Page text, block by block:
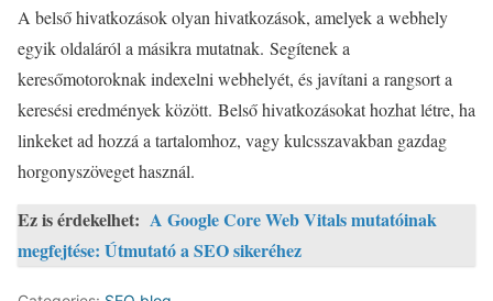
A belső hivatkozások olyan hivatkozások, amelyek a webhely
egyik oldaláról a másikra mutatnak. Segítenek a
keresőmotoroknak indexelni webhelyét, és javítani a rangsort a
keresési eredmények között. Belső hivatkozásokat hozhat létre, ha
linkeket ad hozzá a tartalomhoz, vagy kulcsszavakban gazdag
horgonyszöveget használ.
Ez is érdekelhet: A Google Core Web Vitals mutatóinak
megfejtése: Útmutató a SEO sikeréhez